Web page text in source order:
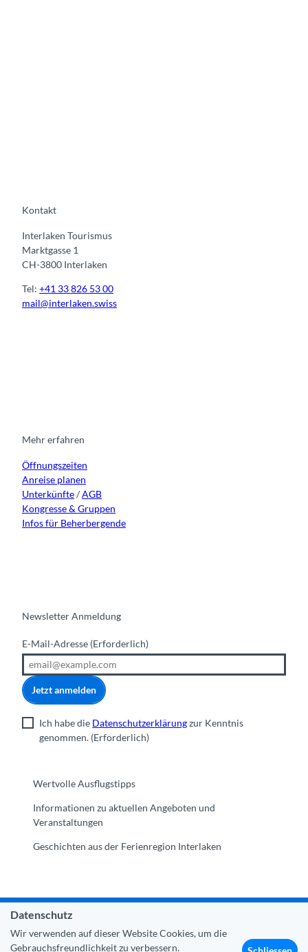
Kontakt
Interlaken Tourismus
Marktgasse 1
CH-3800 Interlaken
Tel: +41 33 826 53 00
mail@interlaken.swiss
r
m
o
e
Mehr erfahren
Öffnungszeiten
Anreise planen
Unterkünfte/AGB
Kongresse & Gruppen
Infos für Beherbergende
Newsletter Anmeldung
E-Mail-Adresse (Erforderlich)
Jetzt anmelden
Ich habe die Datenschutzerklärungzur Kenntnis
genommen. (Erforderlich)
Wertvolle Ausflugstipps
Informationen zu aktuellen Angeboten und
Veranstaltungen
Geschichten aus der Ferienregion Interlaken
Gemeinde Interlaken |Impressum | Datenschutz
|Über uns | Trade Corner Partner
Datenschutz
Wir verwenden auf dieser Website Cookies, um die
Gebrauchsfreundlichkeit zu verbessern.